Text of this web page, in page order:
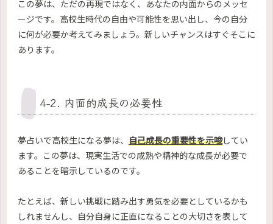
この夢は、ただの再現ではなく、あなたの内面からのメッセ
ージです。高校生時代の自由や可能性を思い出し、今の自分
に何が必要か考えてみましょう。新しいチャンスはすぐそこに
あります。
4-2. 内面的成長の必要性
夢占いで高校生になる夢は、 自己成長の重要性を示唆してい
ます。この夢は、現実生活での成熟や精神的な成長が必要で
あることを暗示しているのです。
たとえば、新しい挑戦に踏み出す勇気を必要としているかも
しれませんし、自分自身に正直になることの大切さを表して